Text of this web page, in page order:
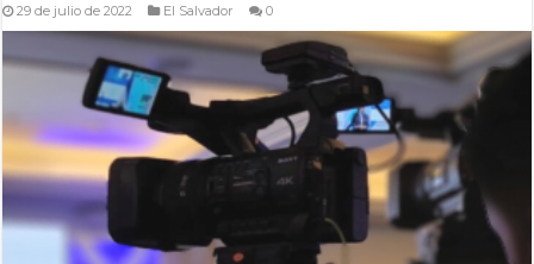
29 de julio de 2022 El Salvador 0